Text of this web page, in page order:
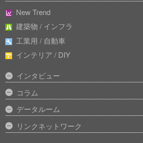
New Trend
建築物 / インフラ
工業用 / 自動車
インテリア / DIY
インタビュー
コラム
データルーム
リンクネットワーク